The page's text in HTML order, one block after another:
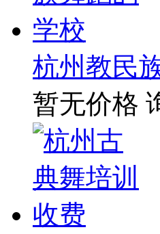
杭州教民
暂无价格